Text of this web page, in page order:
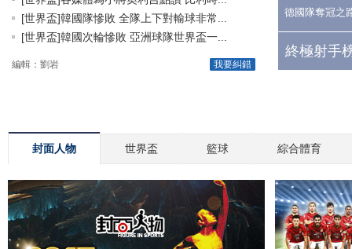
[世界盃]韓國隊慘敗 全隊上下對輸球非常...
[世界盃]韓國次輪慘敗 亞洲球隊世界盃一...
我要糾錯
編輯：劉岩
德國隊奪冠之
終極射手
封面人物 世界盃 籃球 綜合體育